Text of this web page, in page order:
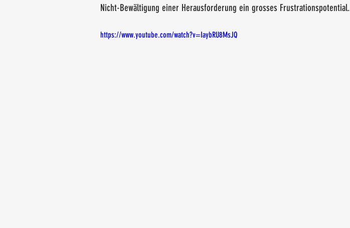
Nicht-Bewältigung einer Herausforderung ein grosses Frustrationspotential.
https://www.youtube.com/watch?v=IaybRU8MsJQ